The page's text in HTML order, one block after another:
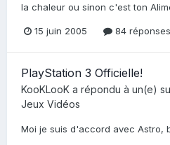
la chaleur ou sinon c'est ton
15 juin 2005 84 réponses
PlayStation 3 Officielle!
KooKLooK a répondu à un(e)
Jeux Vidéos
Moi je suis d'accord avec Astro,